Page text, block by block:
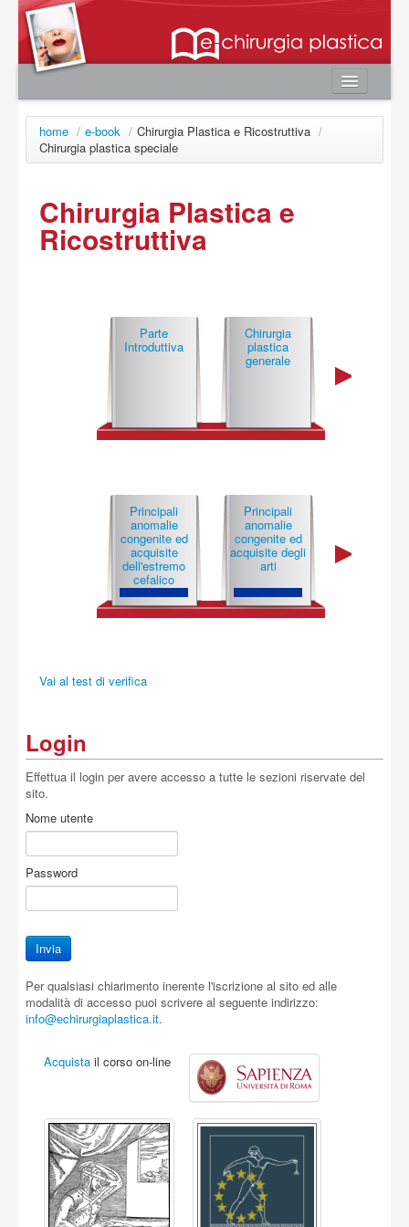
Home
Autori
Board Editoriale
News
Registrazione
home / e-book / Chirurgia Plastica e Ricostruttiva /
Chirurgia plastica speciale
Chirurgia Plastica e
Ricostruttiva
Parte
Introduttiva
Chirurgia
plastica
generale
Principali
anomalie
congenite ed
acquisite
dell'estremo
cefalico
Principali
anomalie
congenite ed
acquisite degli
arti
acquisite
Vai al test di verifica
Login
Effettua il login per avere accesso a tutte le sezioni riservate del
sito.
Nome utente
Password
Per qualsiasi chiarimento inerente l'iscrizione al sito ed alle
modalità di accesso puoi scrivere al seguente indirizzo:
info@echirurgiaplastica.it.
Acquista il corso on-line